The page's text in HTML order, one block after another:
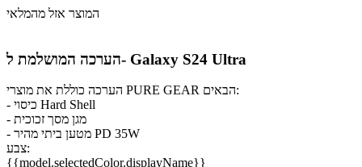
המוצר אזל מהמלאי
הערכה המושלמת ל- Galaxy S24 Ultra
הערכה כוללת את מוצרי PURE GEAR הבאים:
- כיסוי Hard Shell
- מגן מסך זכוכית
- מטען ביתי מהיר PD 35W
צבע:
{{model.selectedColor.displayName}}